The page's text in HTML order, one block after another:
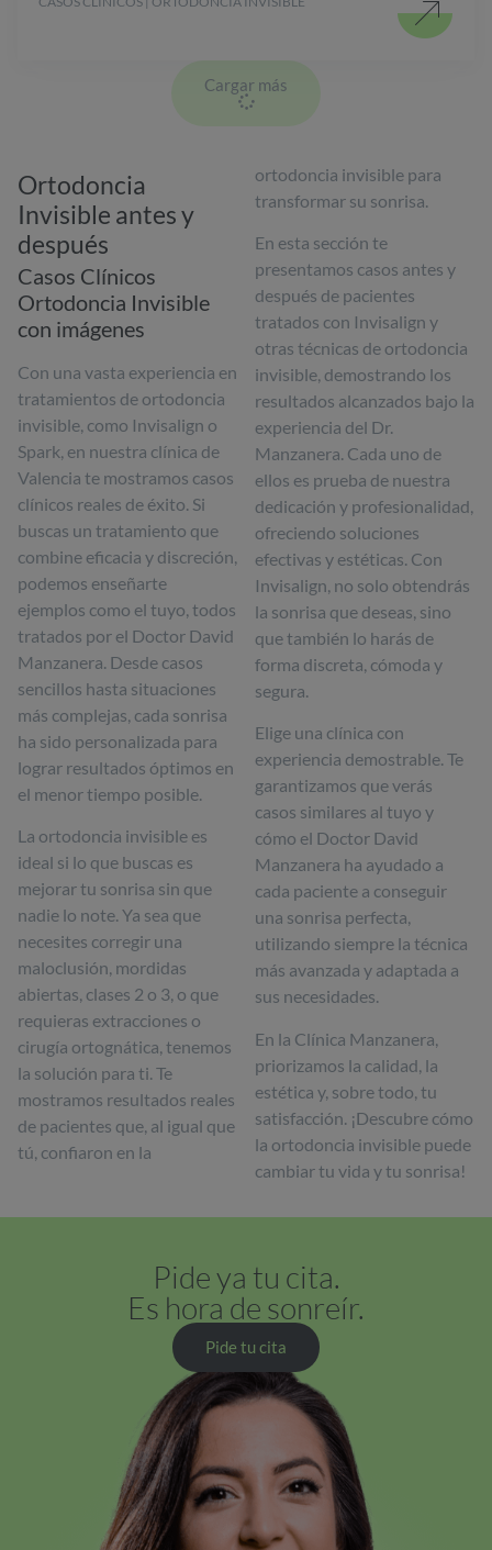
Cargar más
Ortodoncia
Invisible antes y
después
Casos Clínicos
Ortodoncia Invisible
con imágenes
Con una vasta experiencia en
tratamientos de ortodoncia
invisible, como Invisalign o
Spark, en nuestra clínica de
Valencia te mostramos casos
clínicos reales de éxito. Si
buscas un tratamiento que
combine eficacia y discreción,
podemos enseñarte
ejemplos como el tuyo, todos
tratados por el Doctor David
Manzanera. Desde casos
sencillos hasta situaciones
más complejas, cada sonrisa
ha sido personalizada para
lograr resultados óptimos en
el menor tiempo posible.
La ortodoncia invisible es
ideal si lo que buscas es
mejorar tu sonrisa sin que
nadie lo note. Ya sea que
necesites corregir una
maloclusión, mordidas
abiertas, clases 2 o 3, o que
requieras extracciones o
cirugía ortognática, tenemos
la solución para ti. Te
mostramos resultados reales
de pacientes que, al igual que
tú, confiaron en la
ortodoncia invisible para
transformar su sonrisa.
En esta sección te
presentamos casos antes y
después de pacientes
tratados con Invisalign y
otras técnicas de ortodoncia
invisible, demostrando los
resultados alcanzados bajo la
experiencia del Dr.
Manzanera. Cada uno de
ellos es prueba de nuestra
dedicación y profesionalidad,
ofreciendo soluciones
efectivas y estéticas. Con
Invisalign, no solo obtendrás
la sonrisa que deseas, sino
que también lo harás de
forma discreta, cómoda y
segura.
Elige una clínica con
experiencia demostrable. Te
garantizamos que verás
casos similares al tuyo y
cómo el Doctor David
Manzanera ha ayudado a
cada paciente a conseguir
una sonrisa perfecta,
utilizando siempre la técnica
más avanzada y adaptada a
sus necesidades.
En la Clínica Manzanera,
priorizamos la calidad, la
estética y, sobre todo, tu
satisfacción. ¡Descubre cómo
la ortodoncia invisible puede
cambiar tu vida y tu sonrisa!
Pide ya tu cita.
Es hora de sonreír.
Pide tu cita